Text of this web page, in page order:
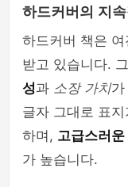
하드커버의 지
하드커버 책은
받고 있습니다.
성과 소장 가치가
글자 그대로 표
하며, 고급스러운
가 높습니다.